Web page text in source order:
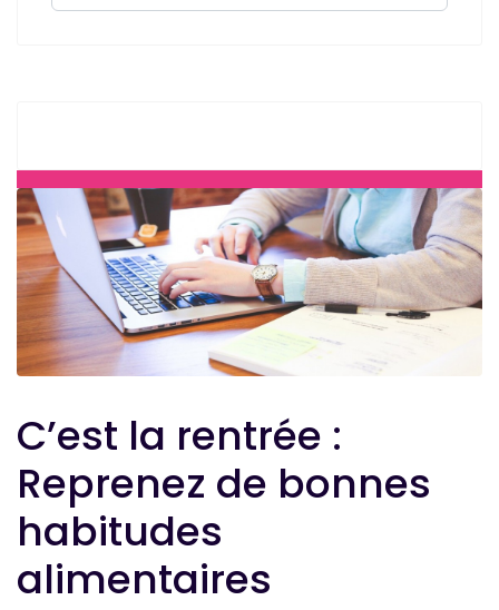
C’est la rentrée :
Reprenez de bonnes
habitudes
alimentaires